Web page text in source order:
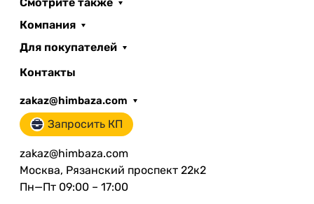
Компания
Для покупателей
Контакты
zakaz@himbaza.com
Запросить КП
zakaz@himbaza.com
Москва, Рязанский проспект 22к2
Пн—Пт 09:00 – 17:00